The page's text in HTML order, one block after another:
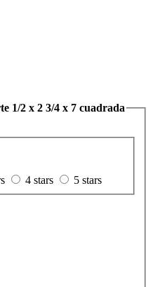
1/2 x 2 3/4 x 7 cuadrada
4 stars
5 stars